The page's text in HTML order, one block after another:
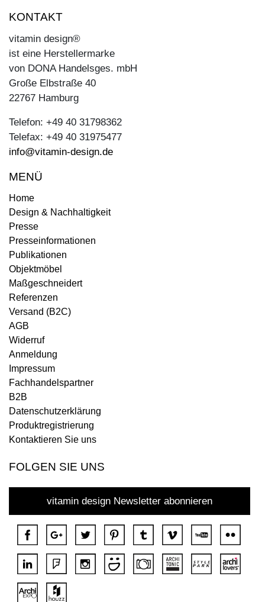
KONTAKT
vitamin design®
ist eine Herstellermarke
von DONA Handelsges. mbH
Große Elbstraße 40
22767 Hamburg
Telefon: +49 40 31798362
Telefax: +49 40 31975477
info@vitamin-design.de
MENÜ
Home
Design & Nachhaltigkeit
Presse
Presseinformationen
Publikationen
Objektmöbel
Maßgeschneidert
Referenzen
Versand (B2C)
AGB
Widerruf
Anmeldung
Impressum
Fachhandelspartner
B2B
Datenschutzerklärung
Produktregistrierung
Kontaktieren Sie uns
FOLGEN SIE UNS
vitamin design Newsletter abonnieren